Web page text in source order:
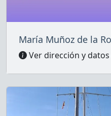
María Muñoz de la
Ver dirección y